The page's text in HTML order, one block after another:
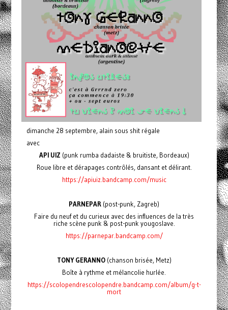
dimanche 28 septembre, alain sous shit régale
avec
API UIZ (punk rumba dadaiste & bruitiste, Bordeaux)
Roue libre et dérapages contrôlés, dansant et délirant.
https://apiuiz.bandcamp.com/music
PARNEPAR (post-punk, Zagreb)
Faire du neuf et du curieux avec des influences de la très
riche scène punk & post-punk yougoslave.
https://parnepar.bandcamp.com/
TONY GERANNO(chanson brisée, Metz)
Boîte à rythme et mélancolie hurlée.
https://scolopendrescolopendre.bandcamp.com/album/g-t-
mort